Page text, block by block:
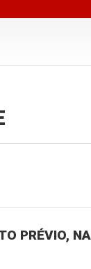
PRÉVIO,